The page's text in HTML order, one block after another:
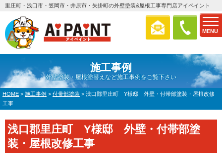
MENU
里庄町・浅口市・笠岡市・井原市・矢掛町の外壁塗装&屋根工事専門店アイペイント
施工事例
外壁塗装・屋根塗替えなど施工事例をご覧下さい
HOME > 施工事例 > 付帯部塗装 > 浅口郡里庄町 Y様邸 外壁・付帯部塗装・屋根改修
工事
浅口郡里庄町 Y様邸 外壁・付帯部塗
装・屋根改修工事